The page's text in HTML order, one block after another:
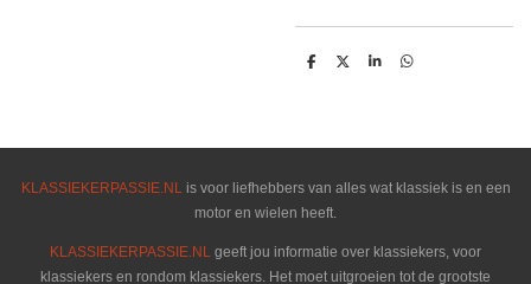
D
D
S
D
KLASSIEKERPASSIE.NLis voor liefhebbers van alles wat klassiek is en een
motor en wielen heeft.
KLASSIEKERPASSIE.NL geeft jou informatie over klassiekers, voor
klassiekers en rondom klassiekers. Het moet uitgroeien tot de grootste